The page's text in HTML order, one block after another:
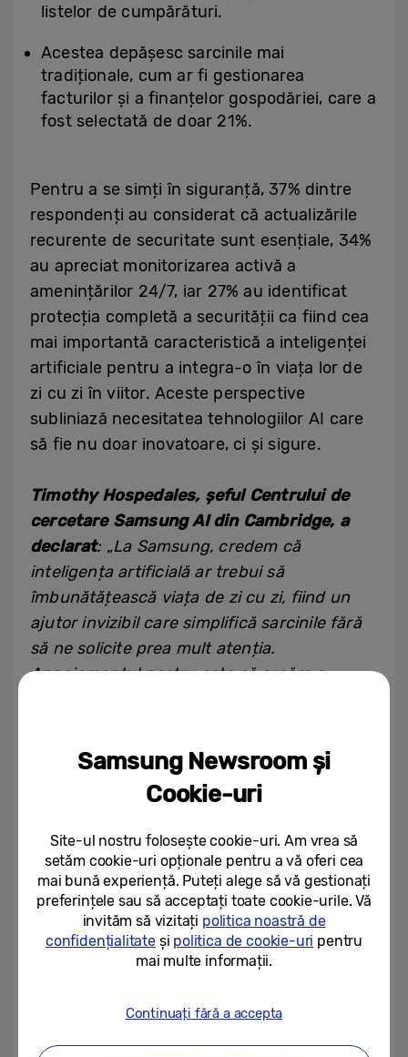
listelor de cumpărături.
Acestea depășesc sarcinile mai
tradiționale, cum ar fi gestionarea
facturilor și a finanțelor gospodăriei, care a
fost selectată de doar 21%.
Pentru a se simți în siguranță, 37% dintre
respondenți au considerat că actualizările
recurente de securitate sunt esențiale, 34%
au apreciat monitorizarea activă a
amenințărilor 24/7, iar 27% au identificat
protecția completă a securității ca fiind cea
mai importantă caracteristică a inteligenței
artificiale pentru a integra-o în viața lor de
zi cu zi în viitor. Aceste perspective
subliniază necesitatea tehnologiilor AI care
să fie nu doar inovatoare, ci și sigure.
Timothy Hospedales, șeful Centrului de
cercetare Samsung AI din Cambridge, a
declarat: „La Samsung, credem că
inteligența artificială ar trebui să
îmbunătățească viața de zi cu zi, fiind un
ajutor invizibil care simplifică sarcinile fără
să ne solicite prea mult atenția.
Angajamentul nostru este să creăm o
să le permită să se concentreze pe ceea ce
contează cu adevărat”.
AI pentru prioritizarea pasiunilor
Aproximativ două treimi (66%) dintre
europeni își doresc mai mult timp liber
pentru a se dedica pasiunilor. 37% cred că
inteligența artificială îi poate ajuta să își
așteaptă ca aceasta să le stimuleze
creativitatea.
Samsung Newsroom și
Cookie-uri
Site-ul nostru folosește cookie-uri. Am vrea să
setăm cookie-uri opționale pentru a vă oferi cea
mai bună experiență. Puteți alege să vă gestionați
preferințele sau să acceptați toate cookie-urile. Vă
invităm să vizitați politica noastră de
confidențialitateși politica de cookie-uri pentru
mai multe informații.
Continuați fără a accepta